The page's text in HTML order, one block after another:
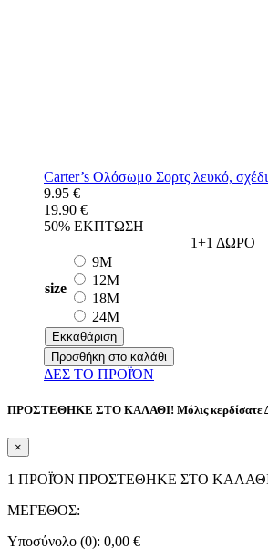
Carter’s Ολόσωμο Σορτς λευκό,
9.95 €
19.90 €
50% ΕΚΠΤΩΣΗ
1+1 ΔΩΡΟ
size
9M
12M
18M
24M
Εκκαθάριση
Προσθήκη στο καλάθι
ΔΕΣ ΤO ΠΡΟΪΌΝ
ΠΡΟΣΤΕΘΗΚE ΣΤΟ ΚΑΛΑΘΙ! Μόλις
×
1 ΠΡΟΪΌΝ ΠΡΟΣΤΕΘΗΚΕ ΣΤΟ
ΜΕΓΕΘΟΣ:
Υποσύνολο (0): 0,00 €